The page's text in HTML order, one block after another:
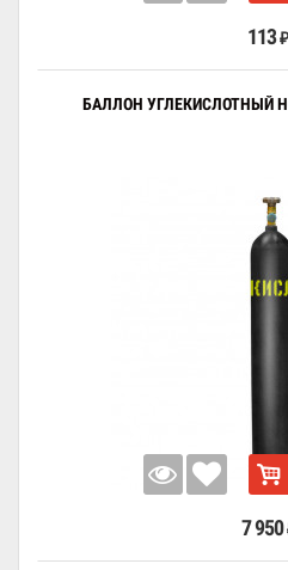
113 ₽
БАЛЛОН УГЛЕКИСЛОТНЫЙ
7 950